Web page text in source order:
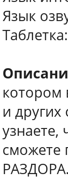
Язык
Таблетка:
котором
и
узнаете,
сможете
РАЗДОРА.